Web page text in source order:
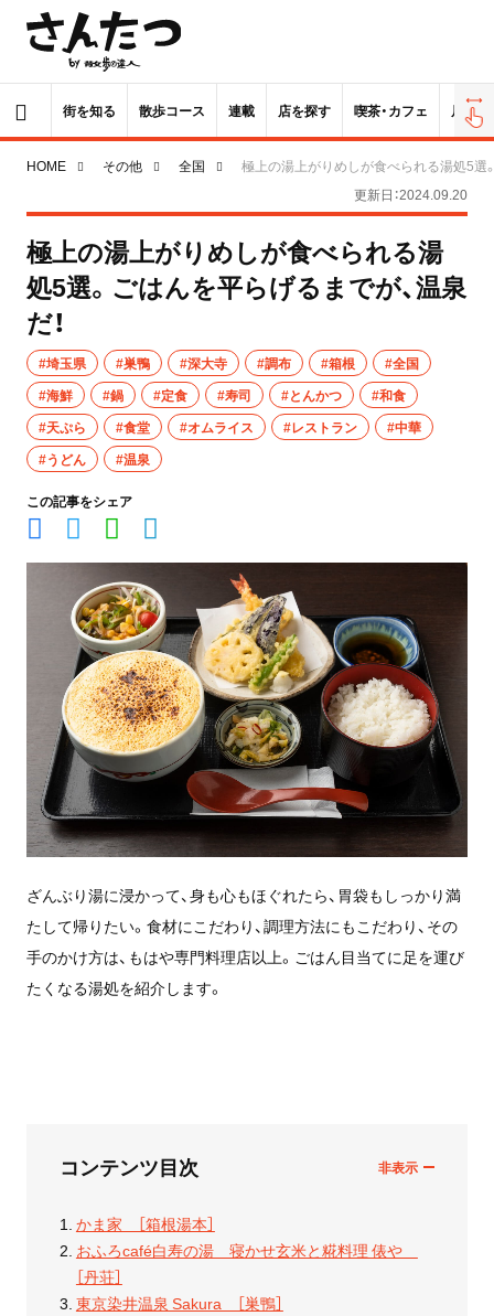
街を知る 散歩コース 連載 店を探す 喫茶・カフェ 居酒屋
HOME その他 全国
極上の湯上がりめしが食べられる湯処5選
更新日：2024.09.20
極上の湯上がりめしが食べられる湯
処5選。ごはんを平らげるまでが、温泉
だ！
#埼玉県 #巣鴨 #深大寺 #調布 #箱根
#全国
#海鮮
#鍋 #定食 #寿司 #とんかつ
#和食
#天ぷら
#食堂 #オムライス #レストラン
#中華
#うどん
#温泉
この記事をシェア
ざんぶり湯に浸かって、身も心もほぐれたら、胃袋もしっかり満
たして帰りたい。食材にこだわり、調理方法にもこだわり、その
手のかけ方は、もはや専門料理店以上。ごはん目当てに足を運び
たくなる湯処を紹介します。
コンテンツ目次
かま家 ［箱根湯本］
おふろcafé白寿の湯 寝かせ玄米と糀料理 俵や
［丹荘］
東京染井温泉 Sakura ［巣鴨］